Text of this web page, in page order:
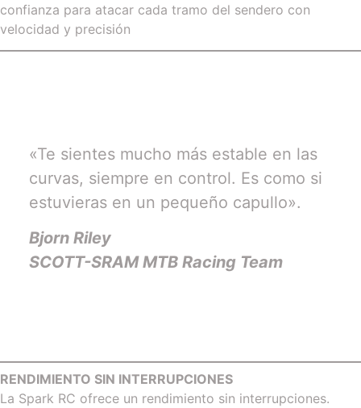
confianza para atacar cada tramo del sendero con
velocidad y precisión
«Te sientes mucho más estable en las
curvas, siempre en control. Es como si
estuvieras en un pequeño capullo».
Bjorn Riley
SCOTT-SRAM MTB Racing Team
RENDIMIENTO SIN INTERRUPCIONES
La Spark RC ofrece un rendimiento sin interrupciones.